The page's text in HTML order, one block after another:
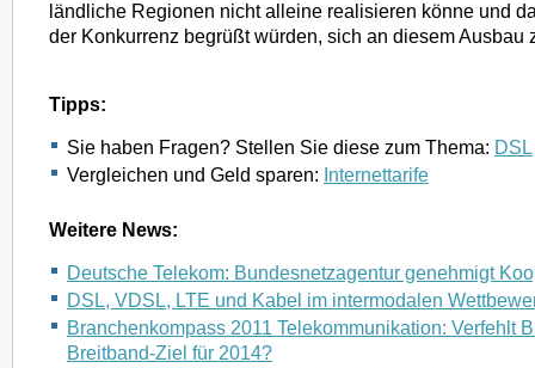
ländliche Regionen nicht alleine realisieren könne und
der Konkurrenz begrüßt würden, sich an diesem Ausbau
Tipps:
Sie haben Fragen? Stellen Sie diese zum Thema: DSL
Vergleichen und Geld sparen: Internettarife
Weitere News:
Deutsche Telekom: Bundesnetzagentur genehmigt
DSL, VDSL, LTE und Kabel im intermodalen
Branchenkompass 2011 Telekommunikation: Verfehlt
Breitband-Ziel für 2014?